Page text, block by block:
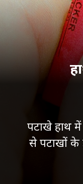
पटाखे हाथ
से पटाखों के